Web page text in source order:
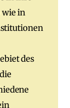
wie in
des